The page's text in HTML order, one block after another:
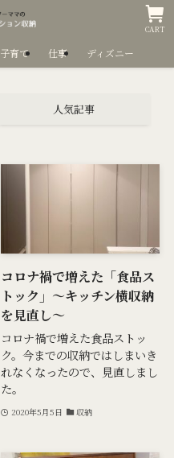
CART
子育て 仕事 ディズニー
人気記事
コロナ禍で増えた「食品ス
トック」～キッチン横収納
を見直し～
コロナ禍で増えた食品ストッ
ク。今までの収納ではしまいき
れなくなったので、見直しまし
た。
2020年5月5日 収納